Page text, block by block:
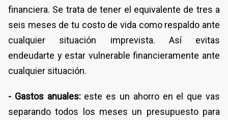
financiera. Se trata de tener el equivalente de tres a
seis meses de tu costo de vida como respaldo ante
cualquier situación imprevista. Así evitas
endeudarte y estar vulnerable financieramente ante
cualquier situación.
- Gastos anuales:este es un ahorro en el que vas
separando todos los meses un presupuesto para